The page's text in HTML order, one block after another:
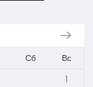
Сб
Вс
1